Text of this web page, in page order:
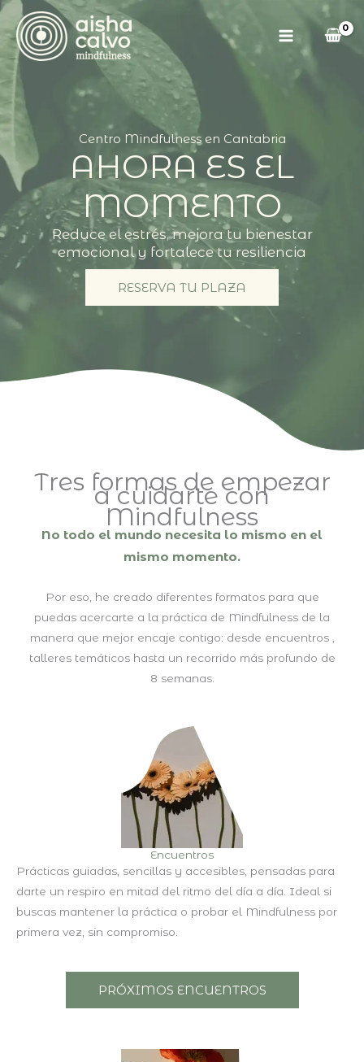
Ir
al
contenido
Centro Mindfulness en Cantabria
AHORA ES EL
MOMENTO
Reduce el estrés, mejora tu bienestar
emocional y fortalece tu resiliencia
RESERVA TU PLAZA
Tres formas de empezar
a cuidarte con
Mindfulness
No todo el mundo necesita lo mismo en el
mismo momento.
Por eso, he creado diferentes formatos para que
puedas acercarte a la práctica de Mindfulness de la
manera que mejor encaje contigo: desde encuentros ,
talleres temáticos hasta un recorrido más profundo de
8 semanas.
Encuentros
Prácticas guiadas, sencillas y accesibles, pensadas para
darte un respiro en mitad del ritmo del día a día. Ideal si
buscas mantener la práctica o probar el Mindfulness por
primera vez, sin compromiso.
PRÓXIMOS ENCUENTROS